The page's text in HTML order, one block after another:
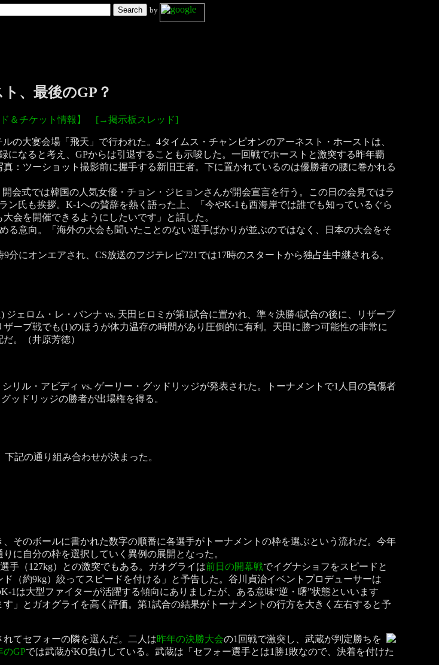
by
、最後のGP？
＆チケット情報】 [→掲示板スレッド]
の大宴会場「飛天」で行われた。4タイムス・チャンピオンのアーネスト・ホーストは、
なると考え、GPからは引退することも示唆した。一回戦でホーストと激突する昨年覇
：ツーショット撮影前に握手する新旧王者。下に置かれているのは優勝者の腰に巻かれる
会式では韓国の人気女優・チョン・ジヒョンさんが開会宣言を行う。この日の会見ではラ
氏も挨拶。K-1への賛辞を熱く語った上、「今やK-1も西海岸では誰でも知っているぐら
会を開催できるようにしたいです」と話した。
意向。「海外の大会も聞いたことのない選手ばかりが並ぶのではなく、日本の大会をそ
にオンエアされ、CS放送のフジテレビ721では17時のスタートから独占生中継される。
ジェロム・レ・バンナ vs. 天田ヒロミが第1試合に置かれ、準々決勝4試合の後に、リザーブ
ーブ戦でも(1)のほうが体力温存の時間があり圧倒的に有利。天田に勝つ可能性の非常に
。（井原芳徳）
リル・アビディ vs. ゲーリー・グッドリッジが発表された。トーナメントで1人目の負傷者
ッドリッジの勝者が出場権を得る。
記の通り組み合わせが決まった。
そのボールに書かれた数字の順番に各選手がトーナメントの枠を選ぶという流れだ。今年
に自分の枠を選択していく異例の展開となった。
手（127kg）との激突でもある。ガオグライは前日の開幕戦でイグナショフをスピードと
（約9kg）絞ってスピードを付ける」と予告した。谷川貞治イベントプロデューサーは
1は大型ファイターが活躍する傾向にありましたが、ある意味“逆・曙”状態といいます
」とガオグライを高く評価。第1試合の結果がトーナメントの行方を大きく左右すると予
てセフォーの隣を選んだ。二人は昨年の決勝大会の1回戦で激突し、武蔵が判定勝ちを
のGPでは武蔵がKO負けしている。武蔵は「セフォー選手とは1勝1敗なので、決着を付けた